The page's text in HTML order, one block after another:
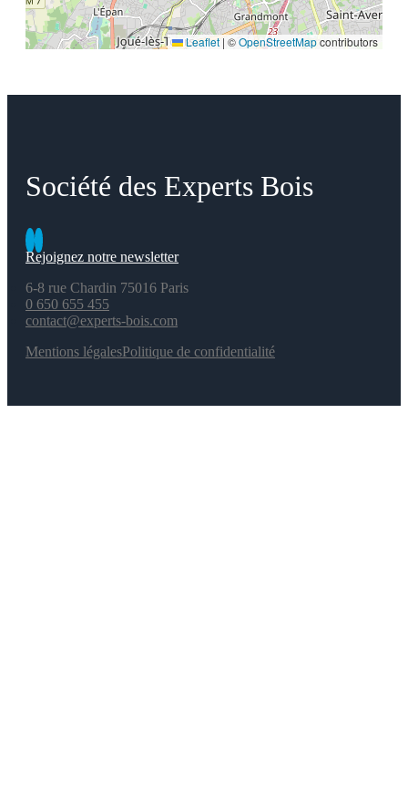
Leaflet |©OpenStreetMapcontributors
Société des Experts Bois
Rejoignez notre newsletter
6-8 rue Chardin 75016 Paris
0 650 655 455
contact@experts-bois.com
Mentions légalesPolitique de confidentialité